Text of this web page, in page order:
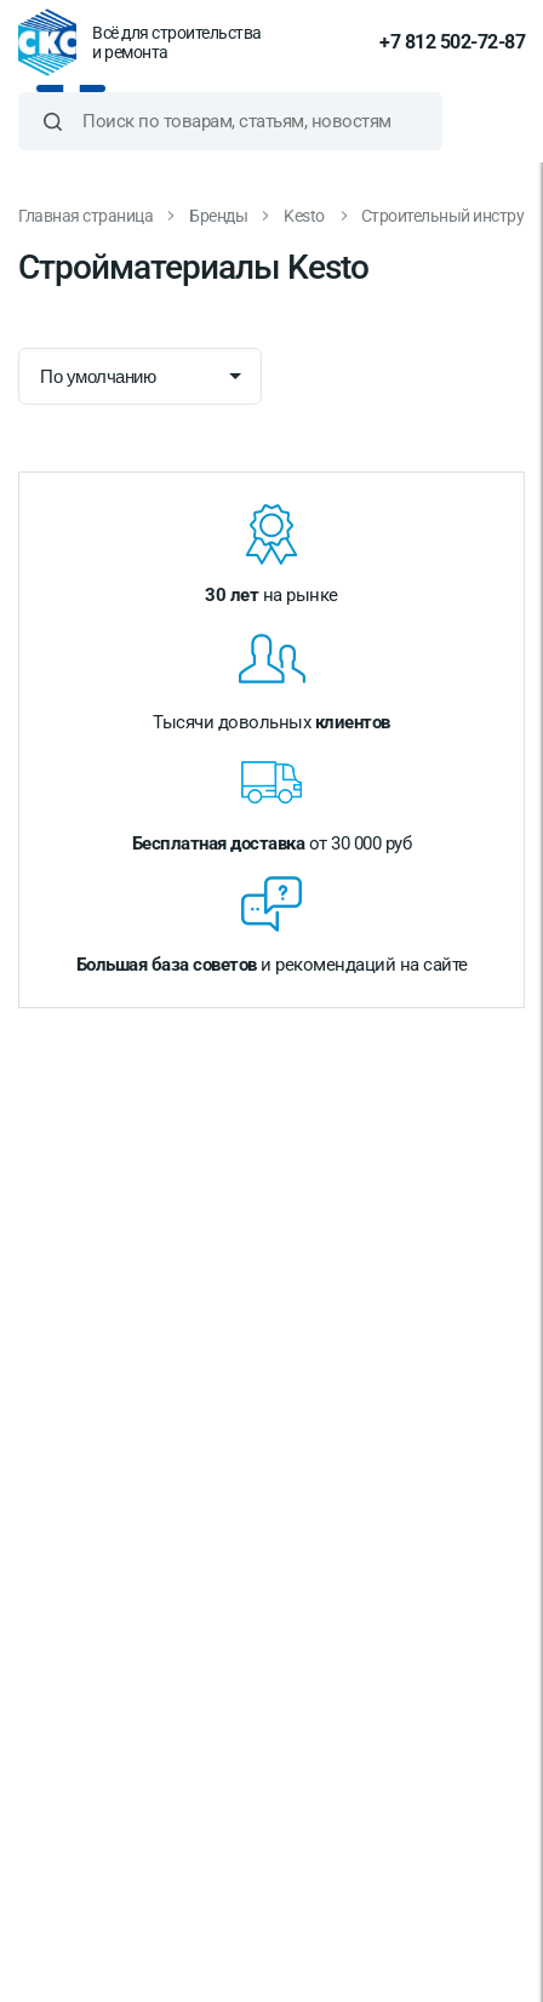
Всё для строительства
и ремонта
+7 812 502-72-87
Главная страница Бренды Kesto Строительный
Стройматериалы Kesto
30 летна рынке
Тысячи довольных клиентов
Бесплатная доставкаот 30 000 руб
Большая база советови рекомендаций на сайте